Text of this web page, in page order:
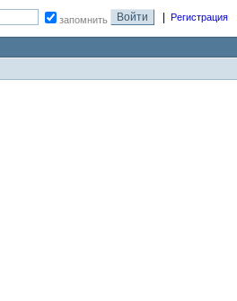
запомнить Регистрация